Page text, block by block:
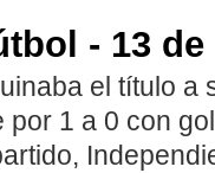
- 13
el título a
1 a 0 con